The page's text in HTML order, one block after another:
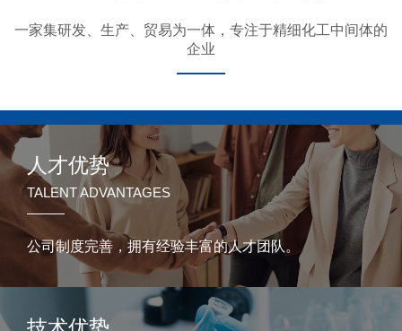
一家集研发、生产、贸易为一体，专注于精细化工中间体的
企业
人才优势
TALENT ADVANTAGES
公司制度完善，拥有经验丰富的人才团队。